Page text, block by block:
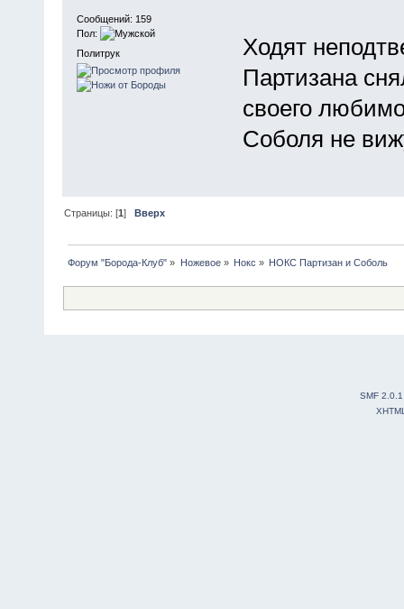
Сообщений: 159
Пол:
Политрук
Ходят
Партизана
своего
Соболя не
Страницы: [1]Вверх
Форум "Борода-Клуб" » Ножевое» Нокс » НОКС Партизан и Соболь
SMF 2.0.1